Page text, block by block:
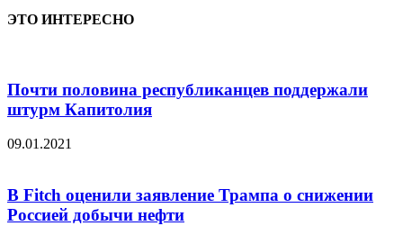
ЭТО ИНТЕРЕСНО
Почти половина республиканцев поддержали
штурм Капитолия
09.01.2021
В Fitch оценили заявление Трампа о снижении
Россией добычи нефти